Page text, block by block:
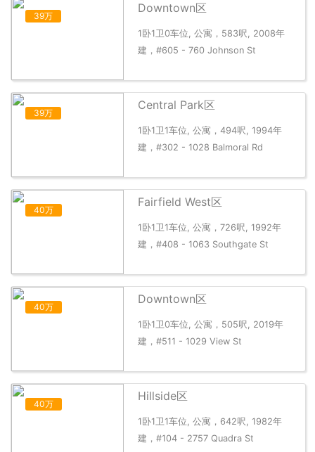
39万
Downtown区
1卧1卫0车位, 公寓，583呎, 2008年
建，#605 - 760 Johnson St
39万
Central Park区
1卧1卫1车位, 公寓，494呎, 1994年
建，#302 - 1028 Balmoral Rd
40万
Fairfield West区
1卧1卫1车位, 公寓，726呎, 1992年
建，#408 - 1063 Southgate St
40万
Downtown区
1卧1卫0车位, 公寓，505呎, 2019年
建，#511 - 1029 View St
40万
Hillside区
1卧1卫1车位, 公寓，642呎, 1982年
建，#104 - 2757 Quadra St